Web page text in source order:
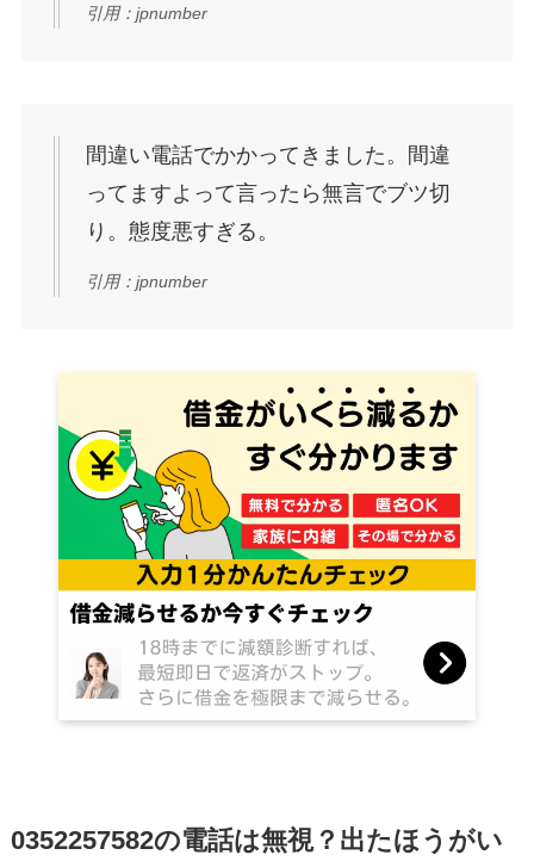
引用：jpnumber
間違い電話でかかってきました。間違
ってますよって言ったら無言でブツ切
り。態度悪すぎる。
引用：jpnumber
0352257582の電話は無視？出たほうがい